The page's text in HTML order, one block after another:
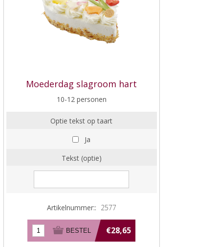
Moederdag slagroom hart
10-12 personen
Optie tekst op taart
Ja
Tekst (optie)
Artikelnummer:: 2577
€28,65